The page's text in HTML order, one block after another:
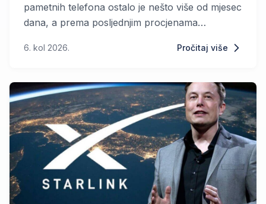
pametnih telefona ostalo je nešto više od mjesec
dana, a prema posljednjim procjenama
osjetno višu cijenu. Očekuje se da će Apple
6. kol 2026. Pročitaj više